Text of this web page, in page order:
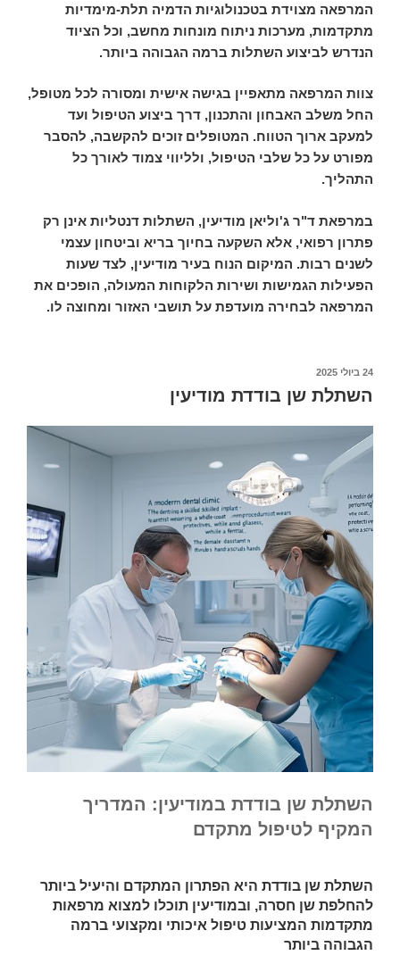
המרפאה מצוידת בטכנולוגיות הדמיה תלת-מימדיות
מתקדמות, מערכות ניתוח מונחות מחשב, וכל הציוד
הנדרש לביצוע השתלות ברמה הגבוהה ביותר.
צוות המרפאה מתאפיין בגישה אישית ומסורה לכל מטופל,
החל משלב האבחון והתכנון, דרך ביצוע הטיפול ועד
למעקב ארוך הטווח. המטופלים זוכים להקשבה, להסבר
מפורט על כל שלבי הטיפול, ולליווי צמוד לאורך כל
התהליך.
במרפאת ד"ר ג'וליאן מודיעין, השתלות דנטליות אינן רק
פתרון רפואי, אלא השקעה בחיוך בריא וביטחון עצמי
לשנים רבות. המיקום הנוח בעיר מודיעין, לצד שעות
הפעילות הגמישות ושירות הלקוחות המעולה, הופכים את
המרפאה לבחירה מועדפת על תושבי האזור ומחוצה לו.
פורסם
24 ביולי 2025
השתלת שן בודדת מודיעין
השתלת שן בודדת במודיעין: המדריך
המקיף לטיפול מתקדם
השתלת שן בודדת היא הפתרון המתקדם והיעיל ביותר
להחלפת שן חסרה, ובמודיעין תוכלו למצוא מרפאות
מתקדמות המציעות טיפול איכותי ומקצועי ברמה
הגבוהה ביותר